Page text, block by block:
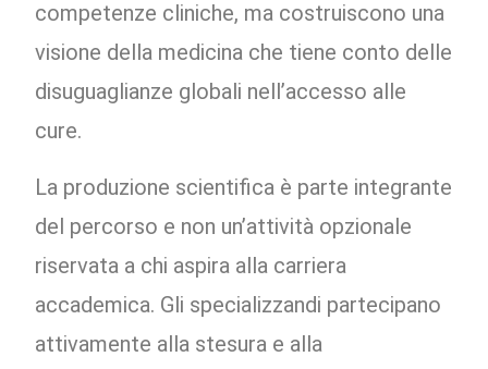
competenze cliniche, ma costruiscono una
visione della medicina che tiene conto delle
disuguaglianze globali nell’accesso alle
cure.
La produzione scientifica è parte integrante
del percorso e non un’attività opzionale
riservata a chi aspira alla carriera
accademica. Gli specializzandi partecipano
attivamente alla stesura e alla